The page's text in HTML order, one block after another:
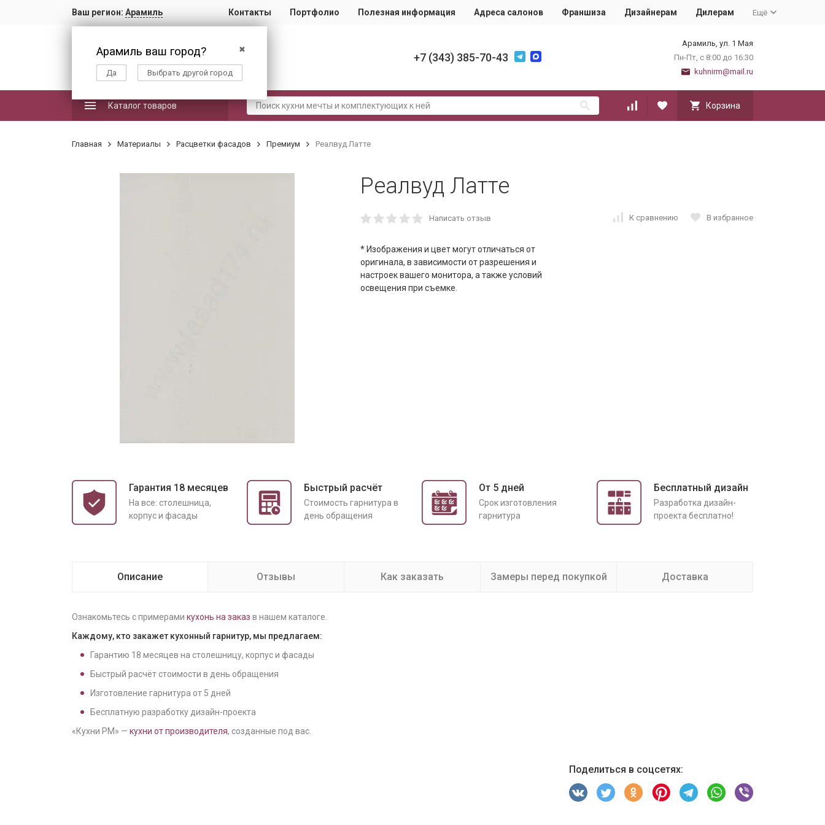
Ваш регион: Арамиль
✖
Арамиль ваш город?
Да Выбрать другой город
Контакты Портфолио Полезная информация Адреса салонов Франшиза Дизайнерам Дилерам Ещё
+7 (343) 385-70-43
Арамиль, ул. 1 Мая
Пн-Пт, с 8:00 до 16:30
kuhnirm@mail.ru
Каталог товаров Корзина
Главная Материалы Расцветки фасадов Премиум Реалвуд Латте
Реалвуд Латте
Написать отзыв К сравнению В избранное
* Изображения и цвет могут отличаться от
оригинала, в зависимости от разрешения и
настроек вашего монитора, а также условий
освещения при съемке.
Гарантия 18 месяцев
На все: столешница,
корпус и фасады
Быстрый расчёт
Cтоимость гарнитура в
день обращения
От 5 дней
Срок изготовления
гарнитура
Бесплатный дизайн
Разработка дизайн-
проекта бесплатно!
Описание Отзывы Как заказать Замеры перед покупкой Доставка
Ознакомьтесь с примерами кухонь на заказ в нашем каталоге.
Каждому, кто закажет кухонный гарнитур, мы предлагаем:
Гарантию 18 месяцев на столешницу, корпус и фасады
Быстрый расчёт стоимости в день обращения
Изготовление гарнитура от 5 дней
Бесплатную разработку дизайн-проекта
«Кухни РМ» — кухни от производителя, созданные под вас.
Поделиться в соцсетях: